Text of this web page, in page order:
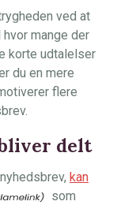
ved at
mange der
korte udtalelser
du en mere
flere
delt
kan
som